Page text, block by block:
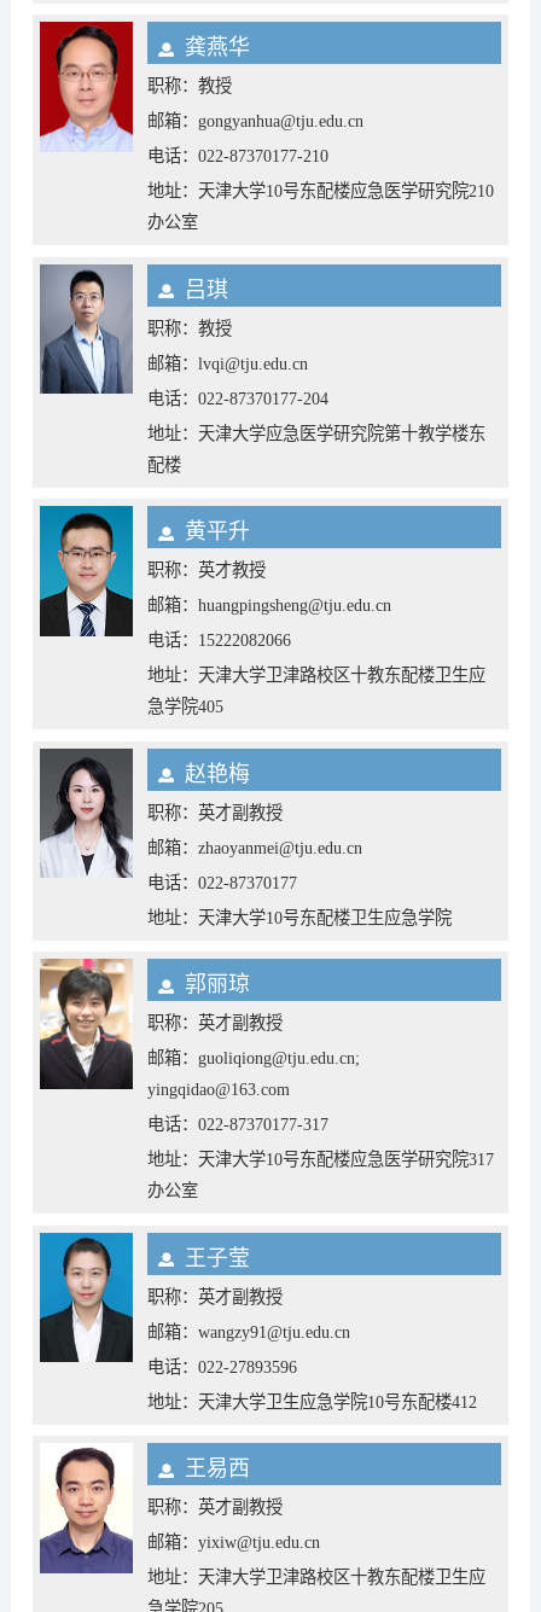
龚燕华
职称：教授
邮箱：gongyanhua@tju.edu.cn
电话：022-87370177-210
地址：天津大学10号东配楼应急医学研究院210
办公室
吕琪
职称：教授
邮箱：lvqi@tju.edu.cn
电话：022-87370177-204
地址：天津大学应急医学研究院第十教学楼东
配楼
黄平升
职称：英才教授
邮箱：huangpingsheng@tju.edu.cn
电话：15222082066
地址：天津大学卫津路校区十教东配楼卫生应
急学院405
赵艳梅
职称：英才副教授
邮箱：zhaoyanmei@tju.edu.cn
电话：022-87370177
地址：天津大学10号东配楼卫生应急学院
郭丽琼
职称：英才副教授
邮箱：guoliqiong@tju.edu.cn;
yingqidao@163.com
电话：022-87370177-317
地址：天津大学10号东配楼应急医学研究院317
办公室
王子莹
职称：英才副教授
邮箱：wangzy91@tju.edu.cn
电话：022-27893596
地址：天津大学卫生应急学院10号东配楼412
王易西
职称：英才副教授
邮箱：yixiw@tju.edu.cn
地址：天津大学卫津路校区十教东配楼卫生应